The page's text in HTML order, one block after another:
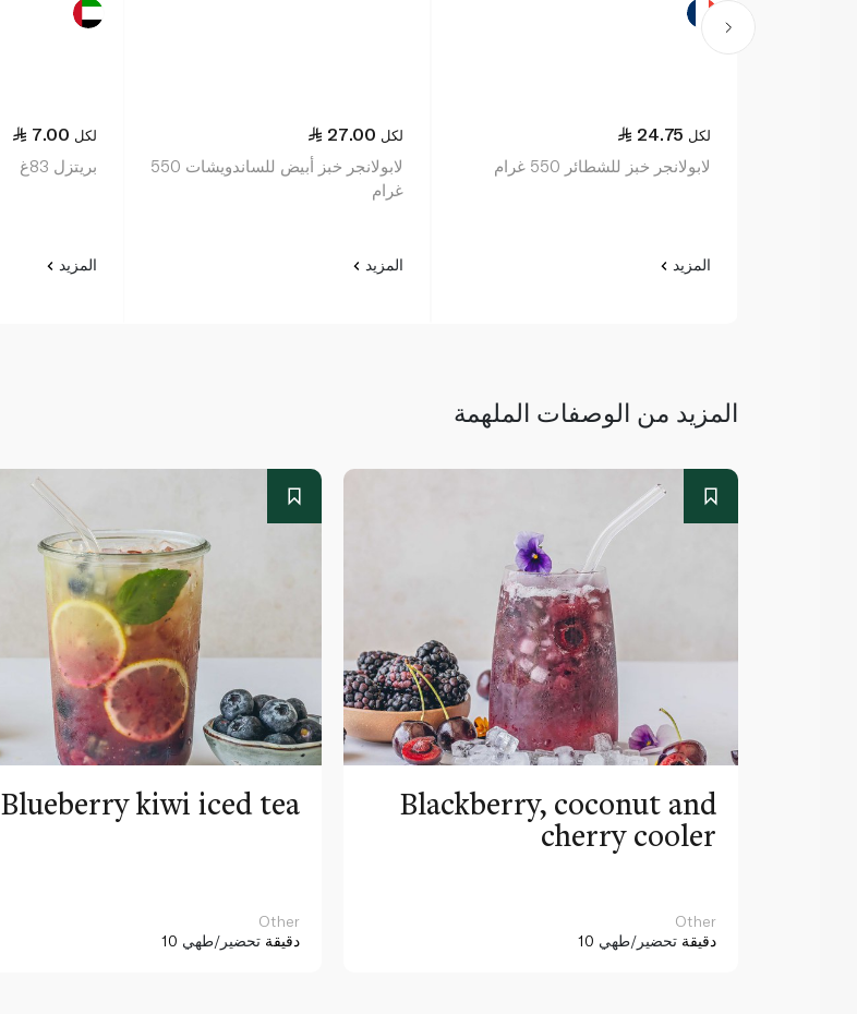
24.75 لكل
لابولانجر خبز للشطائر 550 غرام
المزيد
27.00 لكل
لابولانجر خبز أبيض للساندويشات 550
غرام
المزيد
7.00 لكل
بريتزل 83غ
المزيد
المزيد من الوصفات الملهمة
Blueberry kiwi iced tea
Other
10 دقيقة تحضير/طهي
Blackberry, coconut and
cherry cooler
Other
10 دقيقة تحضير/طهي